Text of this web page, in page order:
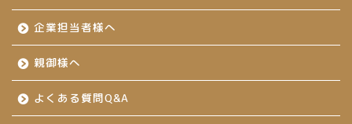
企業担当者様へ
親御様へ
よくある質問Q&A